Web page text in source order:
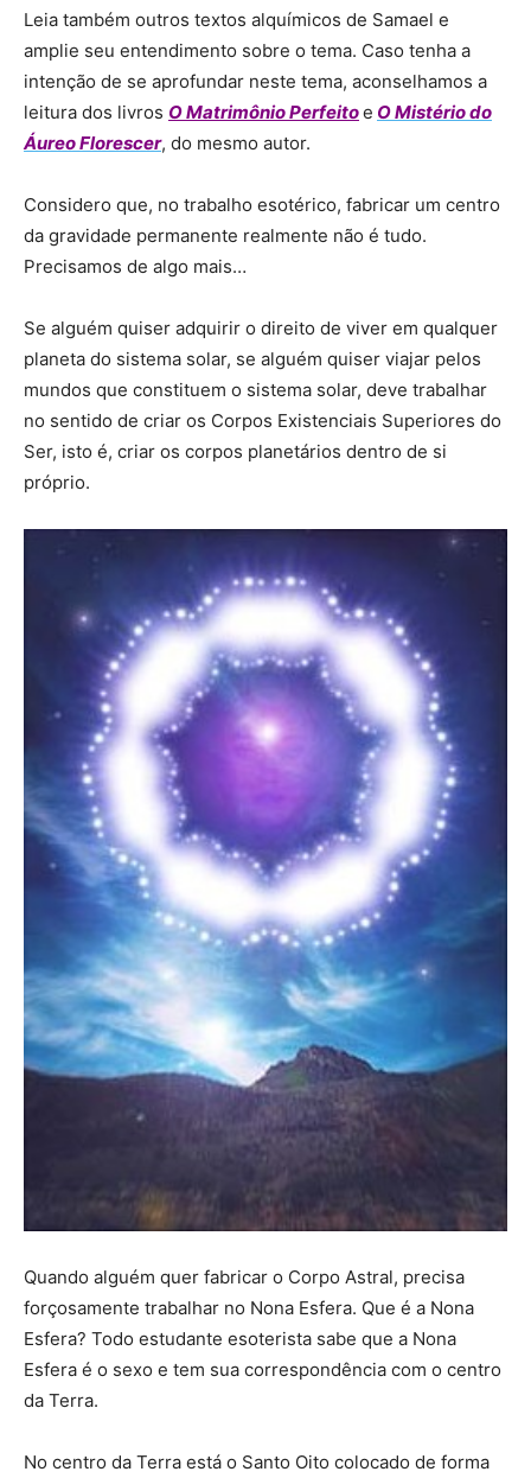
Leia também outros textos alquímicos de Samael e
amplie seu entendimento sobre o tema. Caso tenha a
intenção de se aprofundar neste tema, aconselhamos a
leitura dos livros O Matrimônio Perfeitoe O Mistério do
Áureo Florescer, do mesmo autor.
Considero que, no trabalho esotérico, fabricar um centro
da gravidade permanente realmente não é tudo.
Precisamos de algo mais…
Se alguém quiser adquirir o direito de viver em qualquer
planeta do sistema solar, se alguém quiser viajar pelos
mundos que constituem o sistema solar, deve trabalhar
no sentido de criar os Corpos Existenciais Superiores do
Ser, isto é, criar os corpos planetários dentro de si
próprio.
Quando alguém quer fabricar o Corpo Astral, precisa
forçosamente trabalhar no Nona Esfera. Que é a Nona
Esfera? Todo estudante esoterista sabe que a Nona
Esfera é o sexo e tem sua correspondência com o centro
da Terra.
No centro da Terra está o Santo Oito colocado de forma